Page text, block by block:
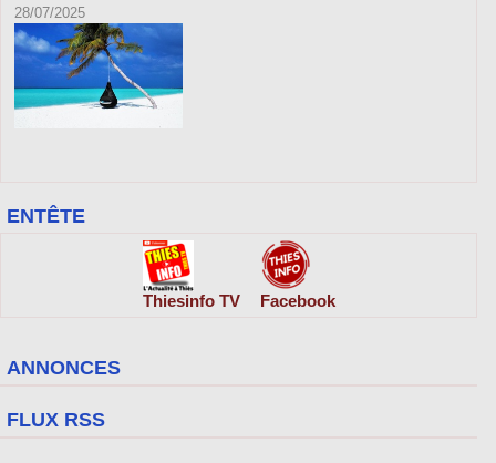
28/07/2025
ENTÊTE
Thiesinfo TV Facebook
ANNONCES
FLUX RSS